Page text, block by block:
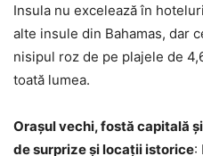
Insula nu excelează în
alte insule din Bahamas, dar
nisipul roz de pe plajele de
toată lumea.
Orașul vechi, fostă capitală
de surprize și locații istorice: